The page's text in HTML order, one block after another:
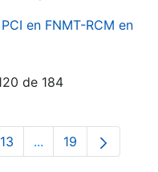
en FNMT-RCM en
de 184
Use TAB para
Página
13 ...PáginasPágina
19